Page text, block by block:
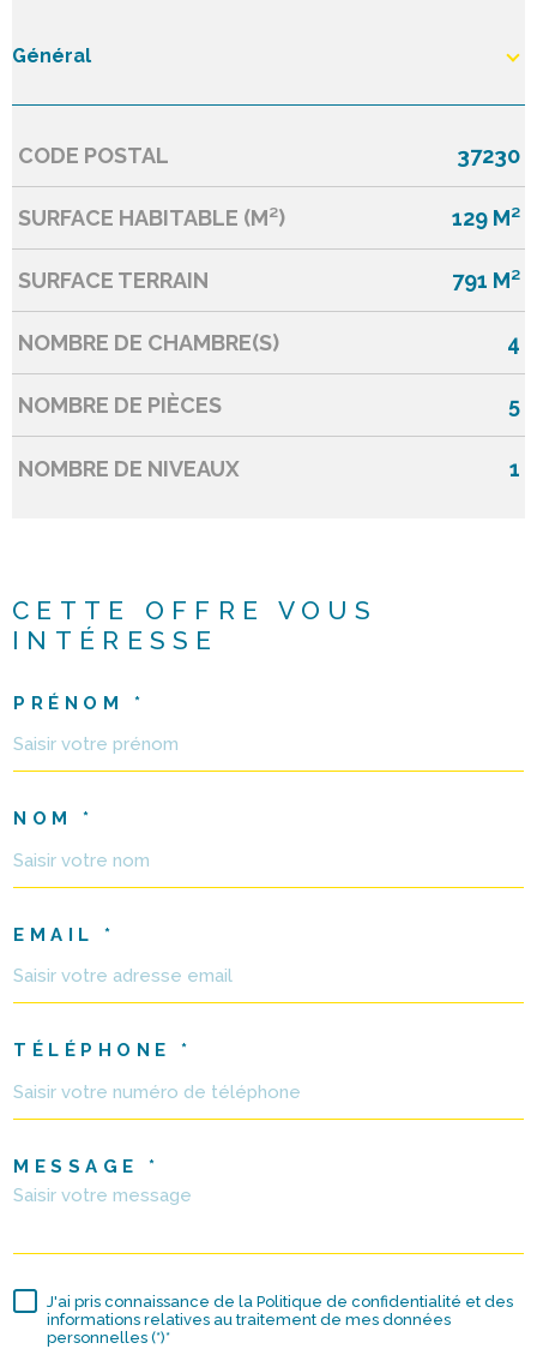
Général
Caractérisque Valeurs
CODE POSTAL 37230
SURFACE HABITABLE (M²) 129 M²
SURFACE TERRAIN 791 M²
NOMBRE DE CHAMBRE(S) 4
NOMBRE DE PIÈCES 5
NOMBRE DE NIVEAUX 1
CETTE OFFRE
VOUS
INTÉRESSE
PRÉNOM *
NOM *
EMAIL *
TÉLÉPHONE *
MESSAGE *
J'ai pris connaissance de la Politique de confidentialité et des
informations relatives au traitement de mes données
personnelles (*)*